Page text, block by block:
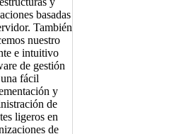
basadas
También
nuestro
e intuitivo
de gestión
fácil
y
de
ligeros en
de